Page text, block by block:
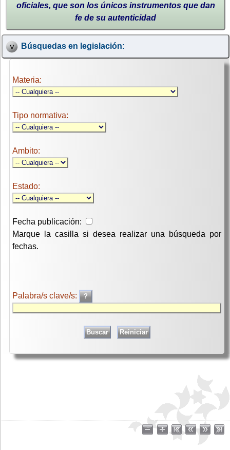
oficiales, que son los únicos instrumentos que dan
fe de su autenticidad
Búsquedas en legislación:
Materia:
Tipo normativa:
Ambito:
Estado:
Fecha publicación:
Marque la casilla si desea realizar una búsqueda por
fechas.
Palabra/s clave/s: